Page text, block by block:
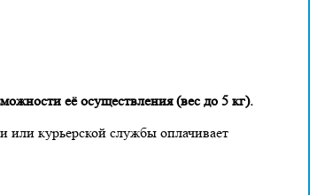
её осуществления (вес до 5 кг).
курьерской службы оплачивает